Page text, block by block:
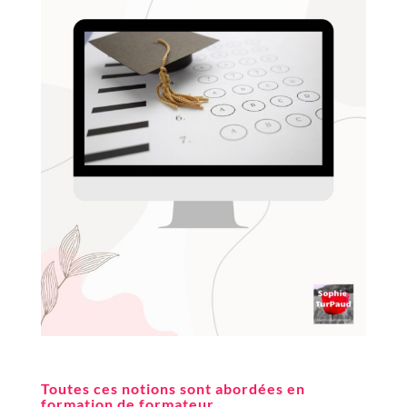
Toutes ces notions sont abordées en